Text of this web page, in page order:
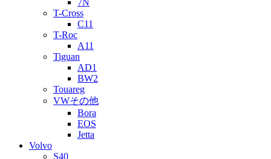
7N
T-Cross
C11
T-Roc
A11
Tiguan
AD1
BW2
Touareg
VWその他
Bora
EOS
Jetta
Volvo
S40